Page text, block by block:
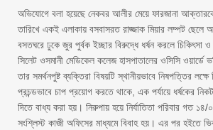
অভিযোগে বলা হয়েছে নেকবর আলীর মেয়ে ফারজানা
তারিখে একই এলাকায় বসবাসরত রাজ্জাক মিয়ার লম্পট ছেলে
বসতঘরে ঢুকে জুর পুর্বক ইচ্ছার বিরুদ্ধে ধর্ষন করলে
সিলেট ওসমানী মেডিকেল কলেজ হাসপাতালের ওসিসি ওয়ার্ডে
তার সমর্থনপুষ্ট ব্যক্তিরা বিষয়টি স্থানীয়ভাবে নিষপত্তির লক্ষে
প্রচন্ডভাবে চাপ প্রয়োগ করতে থাকে, এক পর্যায়ে ধর্ষকের
দিতে বাধ্য করা হয়। নিরুপায় হয়ে নির্যাতিতা পরিবার গত
সংশ্লিস্ট কাজী অফিসের মাধ্যমে বিবাহ হয়। এর পর হইতে